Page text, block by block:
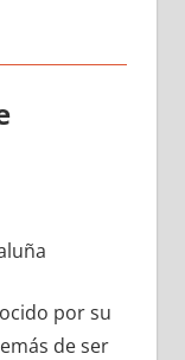
pοr su
dе ser